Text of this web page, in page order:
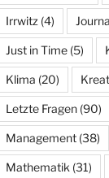
Irrwitz (4)
Just in Time(5)
Klima (20)
Letzte Fragen(90)
Management(38)
Mathematik (31)